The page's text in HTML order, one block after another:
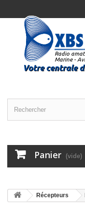
Panier (vide)
Récepteurs